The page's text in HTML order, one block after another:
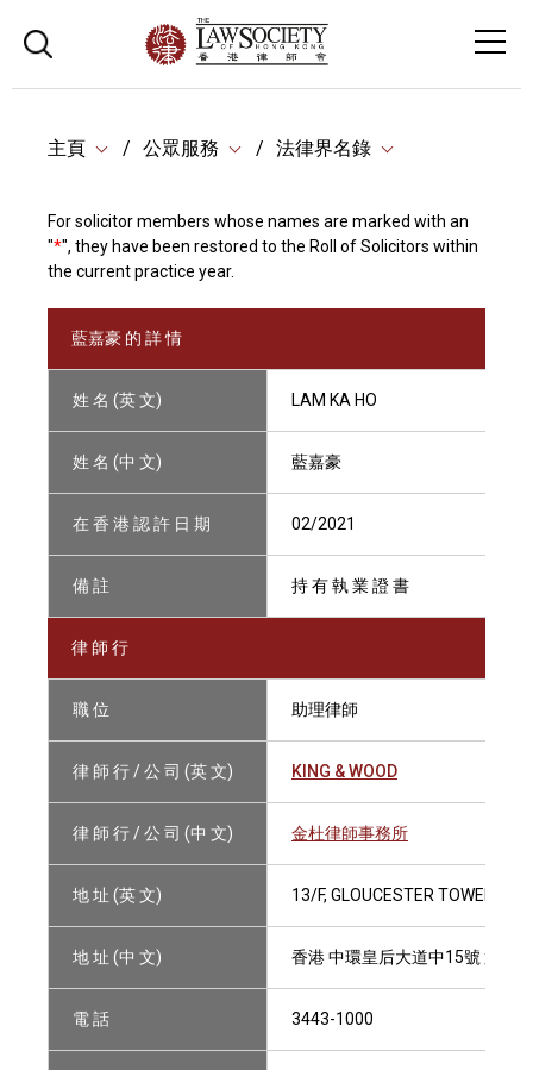
主頁 公眾服務 法律界名錄
For solicitor members whose names are marked with an
"*", they have been restored to the Roll of Solicitors within
the current practice year.
藍嘉豪 的 詳 情
姓 名 (英 文) LAM KA HO
姓 名 (中 文) 藍嘉豪
在 香 港 認 許 日 期 02/2021
備 註 持 有 執 業 證 書
律 師 行
職 位 助理律師
律 師 行 / 公 司 (英 文) KING & WOOD
律 師 行 / 公 司 (中 文) 金杜律師事務所
地 址 (英 文) 13/F, GLOUCESTER TOWER,
地 址 (中 文) 香港 中環皇后大道中15號 置地
電 話 3443-1000